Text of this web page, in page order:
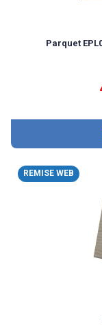
Parquet
REMISE WEB